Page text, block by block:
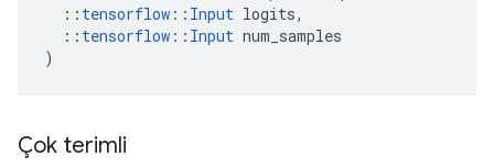
:: tensorflow :: Input logits,
:: tensorflow :: Input num_samples
)
Çok terimli